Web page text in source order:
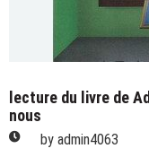
lecture du livre de
nous
by admin4063